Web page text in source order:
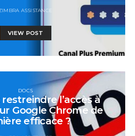
ASSISTANCE
VIEW POST
DOCS
l’accès à
Google Chrome de
efficace ?